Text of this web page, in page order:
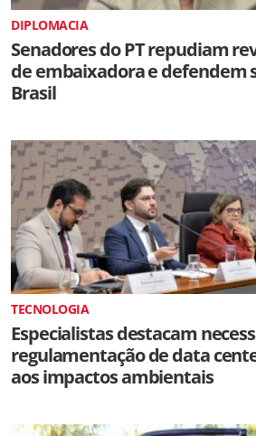
DIPLOMACIA
Senadores do PT repudiam
de embaixadora e defendem
Brasil
TECNOLOGIA
Especialistas destacam
regulamentação de data
aos impactos ambientais